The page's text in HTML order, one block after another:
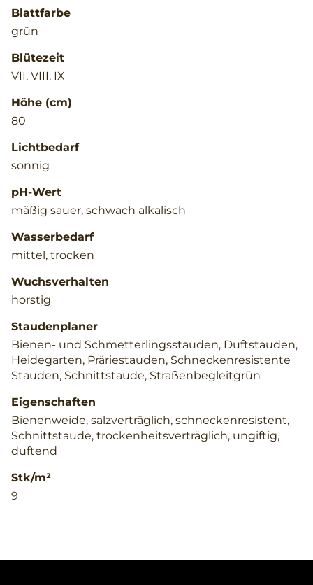
Blattfarbe
grün
Blütezeit
VII, VIII, IX
Höhe (cm)
80
Lichtbedarf
sonnig
pH-Wert
mäßig sauer, schwach alkalisch
Wasserbedarf
mittel, trocken
Wuchsverhalten
horstig
Staudenplaner
Bienen- und Schmetterlingsstauden, Duftstauden,
Heidegarten, Präriestauden, Schneckenresistente
Stauden, Schnittstaude, Straßenbegleitgrün
Eigenschaften
Bienenweide, salzverträglich, schneckenresistent,
Schnittstaude, trockenheitsverträglich, ungiftig,
duftend
Stk/m²
9